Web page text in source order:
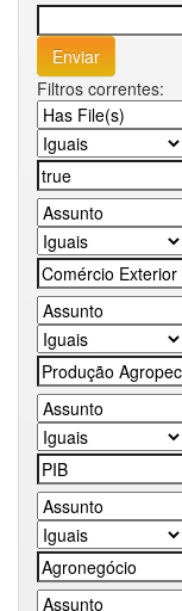
Filtros correntes: